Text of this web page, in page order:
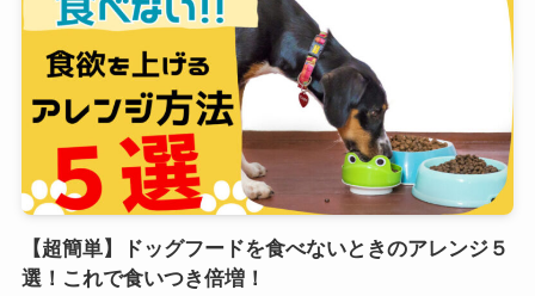
【超簡単】ドッグフードを食べないときのアレンジ５
選！これで食いつき倍増！